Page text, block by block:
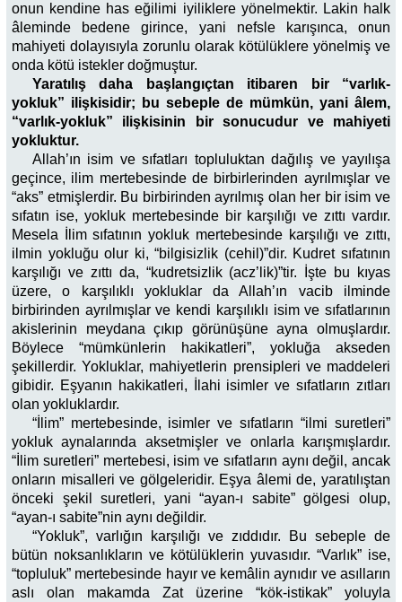
onun kendine has eğilimi iyiliklere yönelmektir. Lakin halk
âleminde bedene girince, yani nefsle karışınca, onun
mahiyeti dolayısıyla zorunlu olarak kötülüklere yönelmiş ve
onda kötü istekler doğmuştur.
Yaratılış daha başlangıçtan itibaren bir “varlık-
yokluk” ilişkisidir; bu sebeple de mümkün, yani âlem,
“varlık-yokluk” ilişkisinin bir sonucudur ve mahiyeti
yokluktur.
Allah’ın isim ve sıfatları topluluktan dağılış ve yayılışa
geçince, ilim mertebesinde de birbirlerinden ayrılmışlar ve
“aks” etmişlerdir. Bu birbirinden ayrılmış olan her bir isim ve
sıfatın ise, yokluk mertebesinde bir karşılığı ve zıttı vardır.
Mesela İlim sıfatının yokluk mertebesinde karşılığı ve zıttı,
ilmin yokluğu olur ki, “bilgisizlik (cehil)”dir. Kudret sıfatının
karşılığı ve zıttı da, “kudretsizlik (acz’lik)”tir. İşte bu kıyas
üzere, o karşılıklı yokluklar da Allah’ın vacib ilminde
birbirinden ayrılmışlar ve kendi karşılıklı isim ve sıfatlarının
akislerinin meydana çıkıp görünüşüne ayna olmuşlardır.
Böylece “mümkünlerin hakikatleri”, yokluğa akseden
şekillerdir. Yokluklar, mahiyetlerin prensipleri ve maddeleri
gibidir. Eşyanın hakikatleri, İlahi isimler ve sıfatların zıtları
olan yokluklardır.
“İlim” mertebesinde, isimler ve sıfatların “ilmi suretleri”
yokluk aynalarında aksetmişler ve onlarla karışmışlardır.
“İlim suretleri” mertebesi, isim ve sıfatların aynı değil, ancak
onların misalleri ve gölgeleridir. Eşya âlemi de, yaratılıştan
önceki şekil suretleri, yani “ayan-ı sabite” gölgesi olup,
“ayan-ı sabite”nin aynı değildir.
“Yokluk”, varlığın karşılığı ve zıddıdır. Bu sebeple de
bütün noksanlıkların ve kötülüklerin yuvasıdır. “Varlık” ise,
“topluluk” mertebesinde hayır ve kemâlin aynıdır ve asılların
aslı olan makamda Zat üzerine “kök-istikak” yoluyla